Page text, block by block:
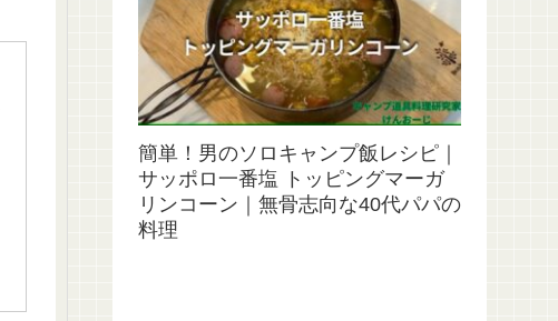
簡単！男のソロキャンプ飯レシピ｜
サッポロ一番塩 トッピングマーガ
リンコーン｜無骨志向な40代パパの
料理